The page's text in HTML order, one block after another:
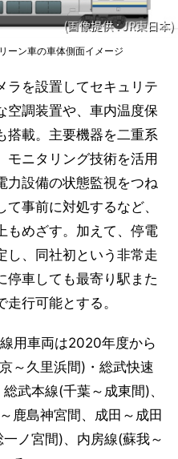
ーン車の車体側面イメージ
ラを設置してセキュリテ
空調装置や、車内温度保
搭載。主要機器を二重系
モニタリング技術を活用
力設備の状態監視をつね
事前に対処するなど、
もめざす。加えて、停電
し、同社初という非常走
停車しても最寄り駅また
行可能とする。
用車両は2020年度から
～久里浜間)・総武快速
武本線(千葉～成東間)、
鹿島神宮間、成田～成田
ノ宮間)、内房線(蘇我～